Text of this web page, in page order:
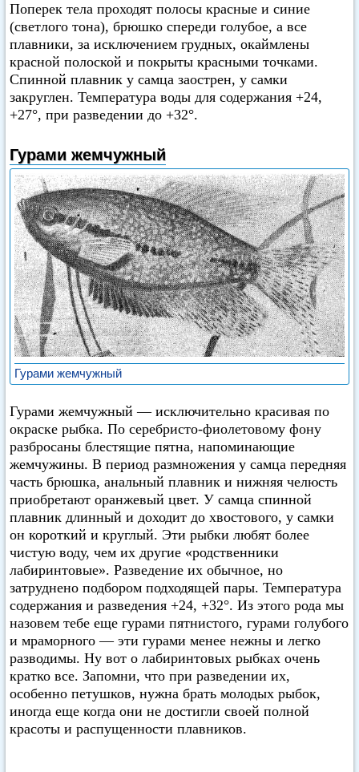
Поперек тела проходят полосы красные и синие
(светлого тона), брюшко спереди голубое, а все
плавники, за исключением грудных, окаймлены
красной полоской и покрыты красными точками.
Спинной плавник у самца заострен, у самки
закруглен. Температура воды для содержания +24,
+27°, при разведении до +32°.
Гурами жемчужный
Гурами жемчужный
Гурами жемчужный — исключительно красивая по
окраске рыбка. По серебристо-фиолетовому фону
разбросаны блестящие пятна, напоминающие
жемчужины. В период размножения у самца передняя
часть брюшка, анальный плавник и нижняя челюсть
приобретают оранжевый цвет. У самца спинной
плавник длинный и доходит до хвостового, у самки
он короткий и круглый. Эти рыбки любят более
чистую воду, чем их другие «родственники
лабиринтовые». Разведение их обычное, но
затруднено подбором подходящей пары. Температура
содержания и разведения +24, +32°. Из этого рода мы
назовем тебе еще гурами пятнистого, гурами голубого
и мраморного — эти гурами менее нежны и легко
разводимы. Ну вот о лабиринтовых рыбках очень
кратко все. Запомни, что при разведении их,
особенно петушков, нужна брать молодых рыбок,
иногда еще когда они не достигли своей полной
красоты и распущенности плавников.